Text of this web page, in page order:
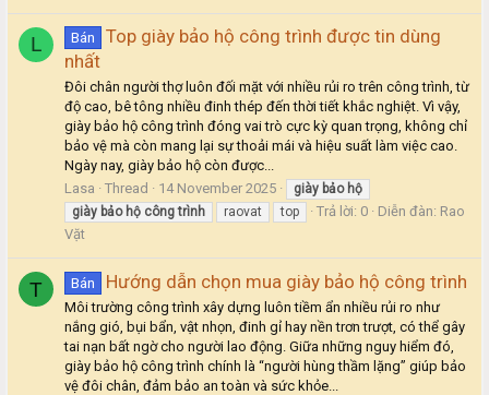
L Bán
Top giày bảo hộ công trình được tin dùng
nhất
Đôi chân người thợ luôn đối mặt với nhiều rủi ro trên công trình, từ
độ cao, bê tông nhiều đinh thép đến thời tiết khắc nghiệt. Vì vậy,
giày bảo hộ công trình đóng vai trò cực kỳ quan trọng, không chỉ
bảo vệ mà còn mang lại sự thoải mái và hiệu suất làm việc cao.
Ngày nay, giày bảo hộ còn được...
Lasa
Thread 14 November 2025 giày bảo hộ
giày bảo hộ công trình raovat top Trả lời: 0 Diễn đàn: Rao
Vặt
T Bán Hướng dẫn chọn mua giày bảo hộ công trình
Môi trường công trình xây dựng luôn tiềm ẩn nhiều rủi ro như
nắng gió, bụi bẩn, vật nhọn, đinh gỉ hay nền trơn trượt, có thể gây
tai nạn bất ngờ cho người lao động. Giữa những nguy hiểm đó,
giày bảo hộ công trình chính là “người hùng thầm lặng” giúp bảo
vệ đôi chân, đảm bảo an toàn và sức khỏe...